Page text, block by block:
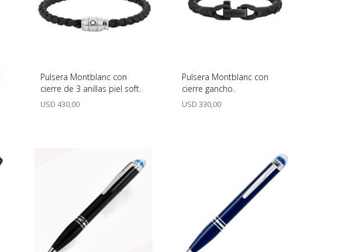
Pulsera Montblanc con
cierre de 3 anillas piel soft.
USD 430,00
Pulsera Montblanc con
cierre gancho.
USD 330,00